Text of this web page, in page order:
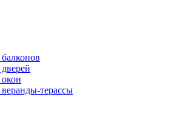
терассы